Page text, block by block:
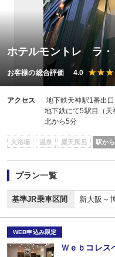
ホテルモントレ ラ・
お客様の総合評価 4.0
アクセス
地下鉄天神駅1番出
地下鉄にて5駅目（
北から5分
大浴場 温泉 露天風呂 駅か
プラン一覧
基準JR乗車区間 新大阪～
WEB申込み限定
Ｗｅｂコレ